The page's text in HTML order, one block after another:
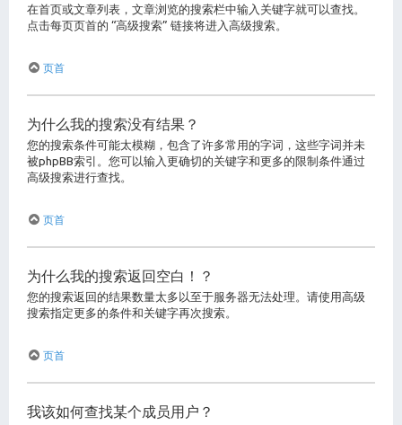
在首页或文章列表，文章浏览的搜索栏中输入关键字就可以查找。
点击每页页首的 “高级搜索” 链接将进入高级搜索。
页首
为什么我的搜索没有结果？
您的搜索条件可能太模糊，包含了许多常用的字词，这些字词并未
被phpBB索引。您可以输入更确切的关键字和更多的限制条件通过
高级搜索进行查找。
页首
为什么我的搜索返回空白！？
您的搜索返回的结果数量太多以至于服务器无法处理。请使用高级
搜索指定更多的条件和关键字再次搜索。
页首
我该如何查找某个成员用户？